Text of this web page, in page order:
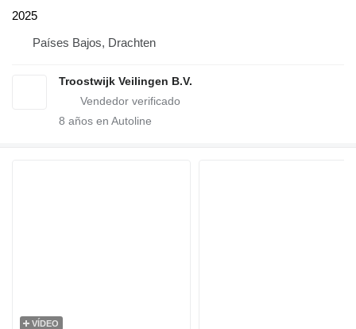
2025
Países Bajos, Drachten
Troostwijk Veilingen B.V.
8 años en Autoline
VÍDEO